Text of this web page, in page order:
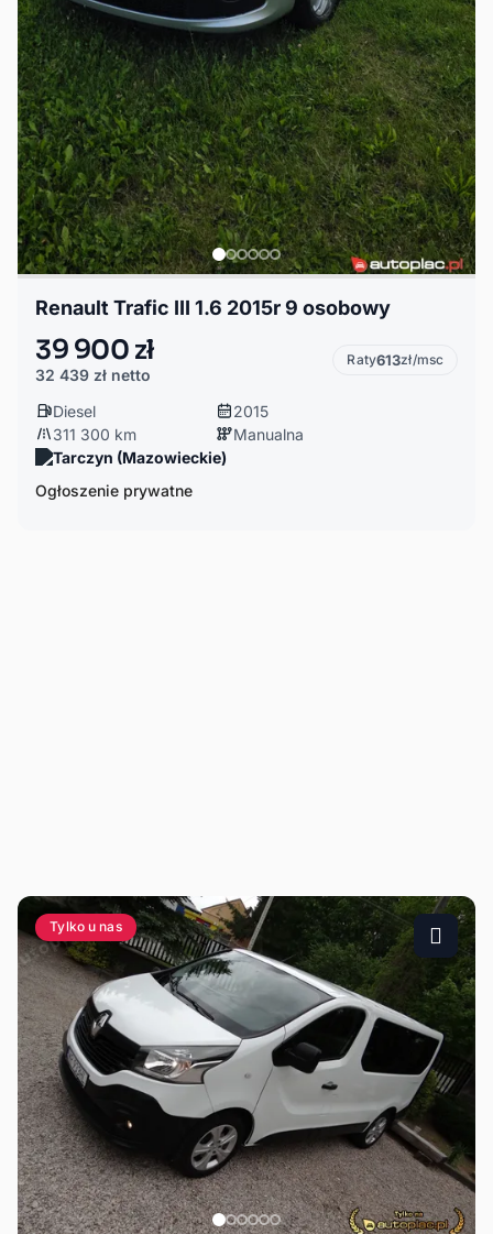
Renault Trafic III 1.6 2015r 9 osobowy
39 900 zł
32 439 zł netto
Raty613zł/msc
Diesel
2015
311 300 km
Manualna
Tarczyn (Mazowieckie)
Ogłoszenie prywatne
Tylko u nas